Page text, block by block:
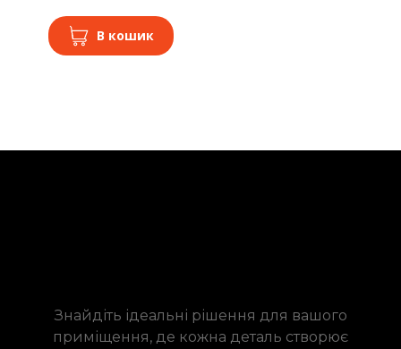
В кошик
Знайдіть ідеальні рішення для вашого
приміщення, де кожна деталь створює